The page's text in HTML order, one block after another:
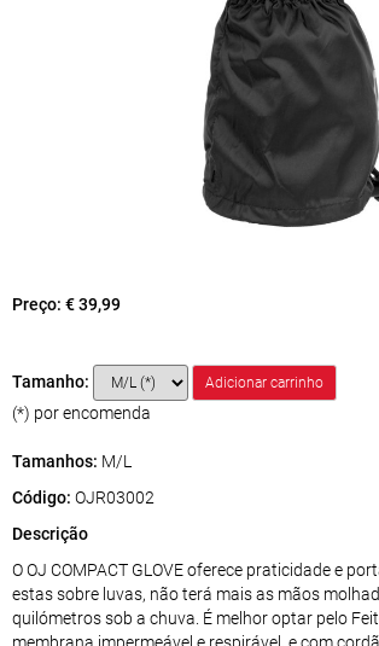
Preço: € 39,99
Tamanho:
(*) por encomenda
Tamanhos: M/L
Código: OJR03002
Descrição
O OJ COMPACT GLOVE oferece praticidade e
estas sobre luvas, não terá mais as mãos
quilómetros sob a chuva. É melhor optar pelo